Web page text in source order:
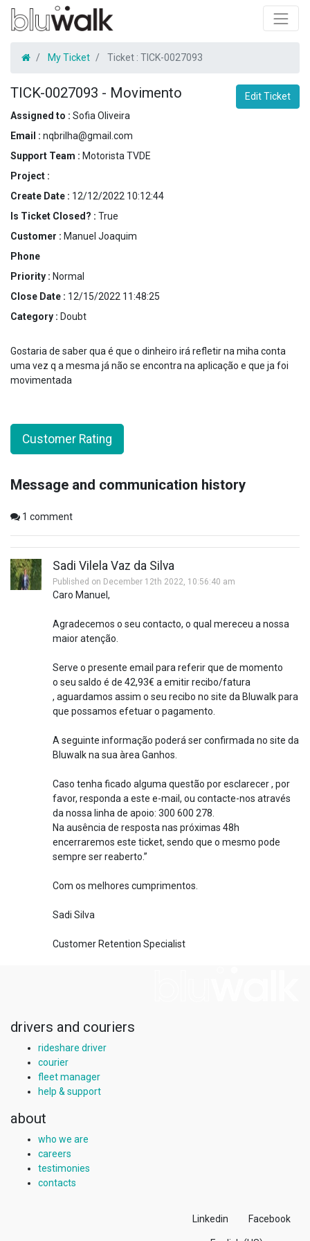
My Ticket Ticket : TICK-0027093
TICK-0027093 - Movimento
Edit Ticket
Assigned to : Sofia Oliveira
Email : nqbrilha@gmail.com
Support Team : Motorista TVDE
Project :
Create Date : 12/12/2022 10:12:44
Is Ticket Closed? : True
Customer : Manuel Joaquim
Phone
Priority : Normal
Close Date : 12/15/2022 11:48:25
Category : Doubt
Gostaria de saber qua é que o dinheiro irá refletir na miha conta
uma vez q a mesma já não se encontra na aplicação e que ja foi
movimentada
Customer Rating
Message and communication history
1 comment
Sadi Vilela Vaz da Silva
Published on December 12th 2022, 10:56:40 am
Caro Manuel,
Agradecemos o seu contacto, o qual mereceu a nossa
maior atenção.
Serve o presente email para referir que de momento
o seu saldo é de 42,93€ a emitir recibo/fatura
, aguardamos assim o seu recibo no site da Bluwalk para
que possamos efetuar o pagamento.
A seguinte informação poderá ser confirmada no site da
Bluwalk na sua àrea Ganhos.
Caso tenha ficado alguma questão por esclarecer , por
favor, responda a este e-mail, ou contacte-nos através
da nossa linha de apoio: 300 600 278.
Na ausência de resposta nas próximas 48h
encerraremos este ticket, sendo que o mesmo pode
sempre ser reaberto.”
Com os melhores cumprimentos.
Sadi Silva
Customer Retention Specialist
drivers and couriers
rideshare driver
courier
fleet manager
help & support
about
who we are
careers
testimonies
contacts
Linkedin Facebook